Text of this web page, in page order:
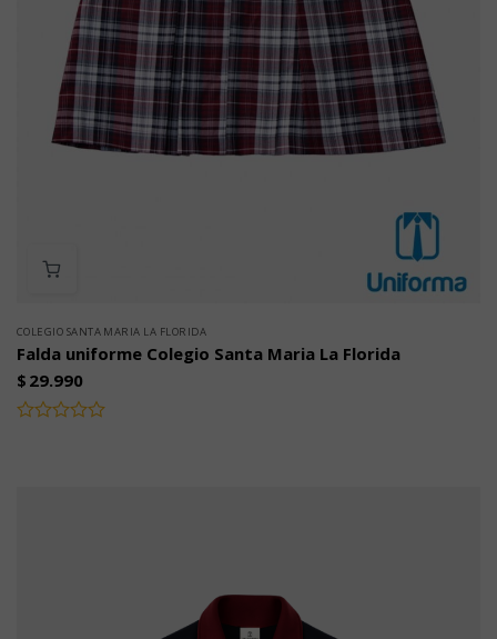
COLEGIO SANTA MARIA LA FLORIDA
Falda uniforme Colegio Santa Maria La Florida
$ 29.990